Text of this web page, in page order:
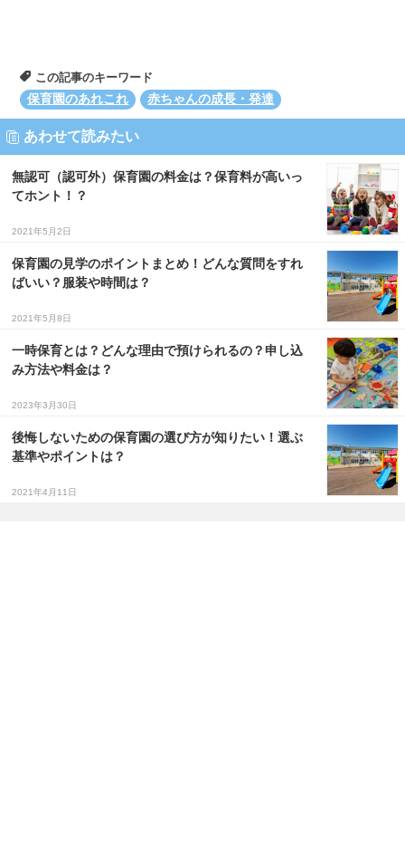
この記事のキーワード
保育園のあれこれ
赤ちゃんの成長・発達
あわせて読みたい
無認可（認可外）保育園の料金は？保育料が高いっ
てホント！？
2021年5月2日
保育園の見学のポイントまとめ！どんな質問をすれ
ばいい？服装や時間は？
2021年5月8日
一時保育とは？どんな理由で預けられるの？申し込
み方法や料金は？
2023年3月30日
後悔しないための保育園の選び方が知りたい！選ぶ
基準やポイントは？
2021年4月11日